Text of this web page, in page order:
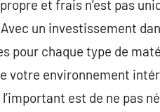
et frais n’est pas
un investissement
pour chaque type de
votre environnement
est de ne pas